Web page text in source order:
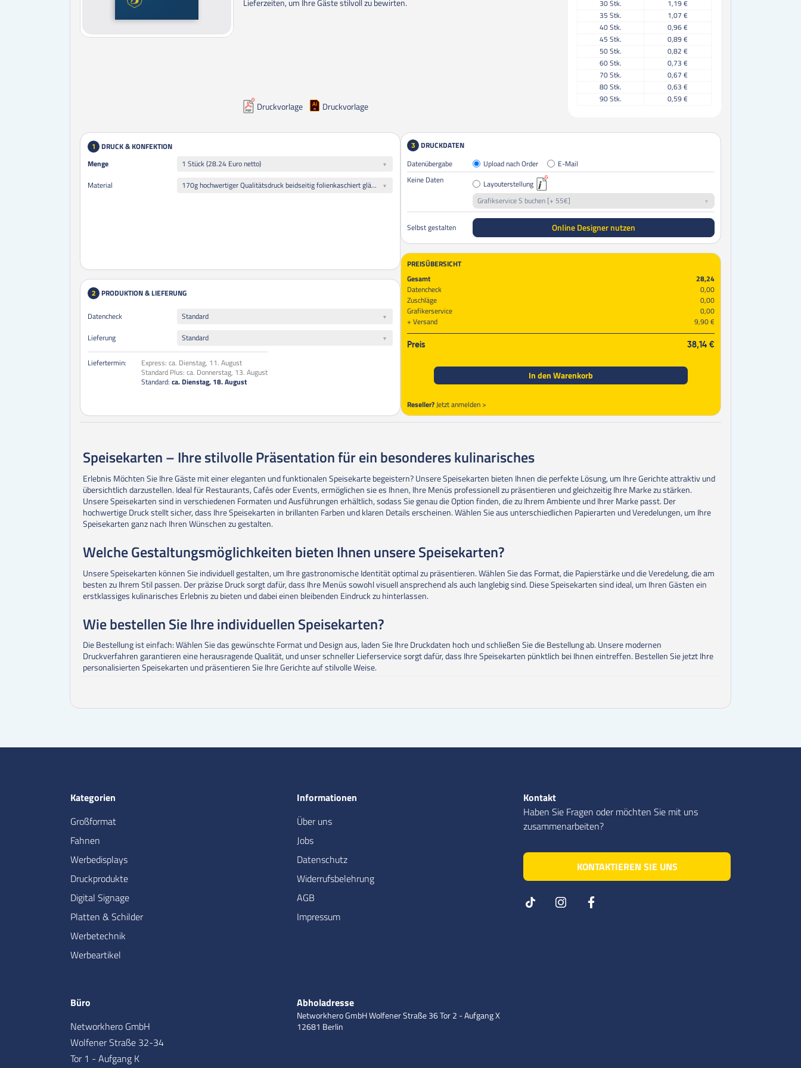
Lieferzeiten, um Ihre Gäste stilvoll zu bewirten.
30Stk.
1,19 €
35 Stk.
1,07 €
40Stk.
0,96 €
45 Stk.
0,89 €
50Stk.
0,82 €
60Stk.
0,73 €
70Stk.
0,67 €
80Stk.
0,63 €
90Stk.
0,59 €
150Stk.
0,47 €
225Stk.
0,42 €
300Stk.
0,35 €
400Stk.
0,34 €
450 Stk.
500Stk. 0,33 €
Druckvorlage Druckvorlage
1
DRUCK & KONFEKTION
Menge
1 Stück (28.24 Euro netto)
Menge
Material 170g hochwertiger Qualitätsdruck beidseitig folienkaschiert glänzend
2 PRODUKTION & LIEFERUNG
Datencheck
Standard
Lieferung
Standard
Liefertermin: Express: ca. Dienstag, 11. August
Standard Plus: ca. Donnerstag, 13. August
Standard: ca. Dienstag, 18. August
3
DRUCKDATEN
Datenübergabe
Upload nach Order
E-Mail
Keine Daten
Layouterstellung
Grafikservice S buchen [+ 55€]
Selbst gestalten Online Designer nutzen
PREISÜBERSICHT
Gesamt
28,24
Datencheck
0,00
Zuschläge
0,00
Grafikerservice
0,00
Versand
9,90 €
Preis 38,14 €
In den Warenkorb
Reseller?Jetzt anmelden >
Speisekarten – Ihre stilvolle Präsentation für ein besonderes kulinarisches
Erlebnis Möchten Sie Ihre Gäste mit einer eleganten und funktionalen Speisekarte begeistern? Unsere Speisekarten bieten Ihnen die perfekte Lösung, um Ihre Gerichte attraktiv und
übersichtlich darzustellen. Ideal für Restaurants, Cafés oder Events, ermöglichen sie es Ihnen, Ihre Menüs professionell zu präsentieren und gleichzeitig Ihre Marke zu stärken.
Unsere Speisekarten sind in verschiedenen Formaten und Ausführungen erhältlich, sodass Sie genau die Option finden, die zu Ihrem Ambiente und Ihrer Marke passt. Der
hochwertige Druck stellt sicher, dass Ihre Speisekarten in brillanten Farben und klaren Details erscheinen. Wählen Sie aus unterschiedlichen Papierarten und Veredelungen, um Ihre
Speisekarten ganz nach Ihren Wünschen zu gestalten.
Welche Gestaltungsmöglichkeiten bieten Ihnen unsere Speisekarten?
Unsere Speisekarten können Sie individuell gestalten, um Ihre gastronomische Identität optimal zu präsentieren. Wählen Sie das Format, die Papierstärke und die Veredelung, die am
besten zu Ihrem Stil passen. Der präzise Druck sorgt dafür, dass Ihre Menüs sowohl visuell ansprechend als auch langlebig sind. Diese Speisekarten sind ideal, um Ihren Gästen ein
erstklassiges kulinarisches Erlebnis zu bieten und dabei einen bleibenden Eindruck zu hinterlassen.
Wie bestellen Sie Ihre individuellen Speisekarten?
Die Bestellung ist einfach: Wählen Sie das gewünschte Format und Design aus, laden Sie Ihre Druckdaten hoch und schließen Sie die Bestellung ab. Unsere modernen
Druckverfahren garantieren eine herausragende Qualität, und unser schneller Lieferservice sorgt dafür, dass Ihre Speisekarten pünktlich bei Ihnen eintreffen. Bestellen Sie jetzt Ihre
personalisierten Speisekarten und präsentieren Sie Ihre Gerichte auf stilvolle Weise.
Kontakt
Haben Sie Fragen oder möchten Sie mit uns
zusammenarbeiten?
KONTAKTIEREN SIE UNS
Kategorien
Großformat
Fahnen
Werbedisplays
Druckprodukte
Digital Signage
Platten & Schilder
Werbetechnik
Werbeartikel
Informationen
Über uns
Jobs
Datenschutz
Widerrufsbelehrung
AGB
Impressum
Büro
Networkhero GmbH
Wolfener Straße 32-34
Tor 1 - Aufgang K
Abholadresse
Networkhero GmbHWolfener Straße 36Tor 2 - Aufgang X
12681 Berlin